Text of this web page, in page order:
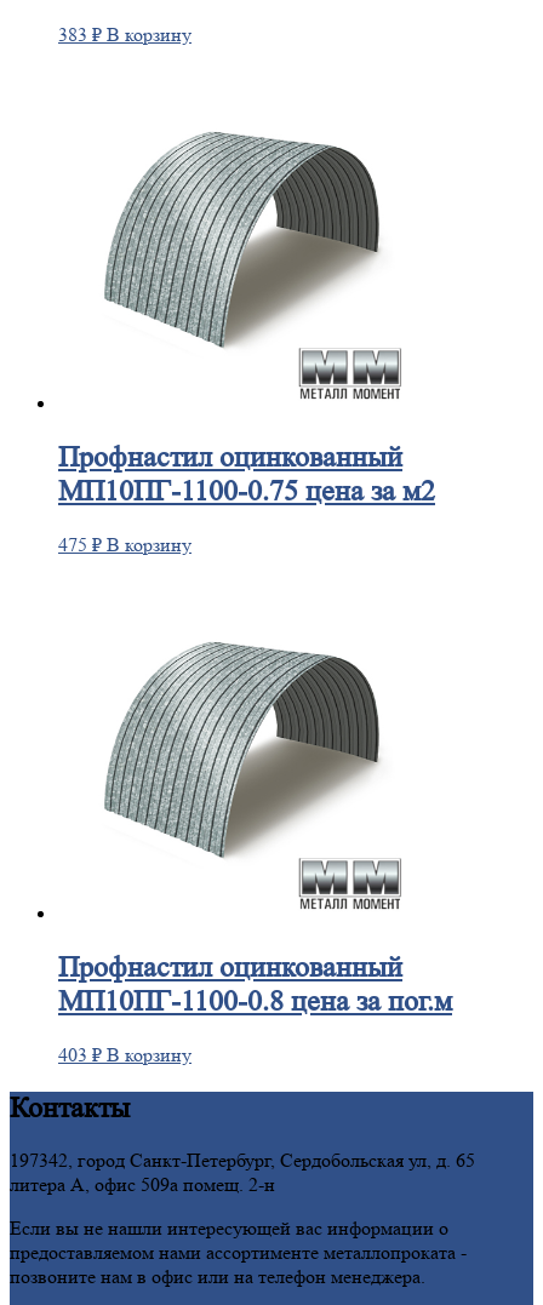
383 ₽ В корзину
Профнастилоцинкованный
МП10ПГ-1100-0.75 цена за м2
475 ₽ В корзину
Профнастилоцинкованный
МП10ПГ-1100-0.8 цена за пог.м
403 ₽ В корзину
Контакты
197342, город Санкт-Петербург, Сердобольская ул, д. 65
литера А, офис 509а помещ. 2-н
Если вы не нашли интересующей вас информации о
предоставляемом нами ассортименте металлопроката -
позвоните нам в офис или на телефон менеджера.